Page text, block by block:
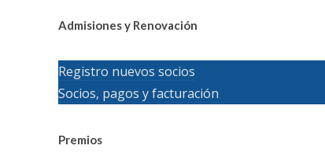
Admisiones y Renovación
Registro nuevos socios
Socios, pagos y facturación
Premios